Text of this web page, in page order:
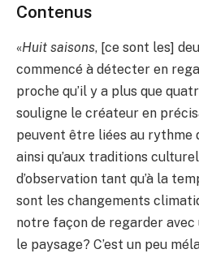
Contenus
«Huit saisons, [ce sont les]
commencé à détecter en
proche qu’il y a plus que
souligne le créateur en
peuvent être liées au rythme
ainsi qu’aux traditions
d’observation tant qu’à la
sont les changements
notre façon de regarder avec
le paysage? C’est un peu